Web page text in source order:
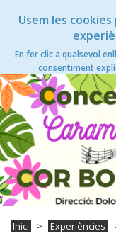
Usem les
En fer clic a qualsevol
consentiment
Toggle
Toggle
navigation
Concert de
Inici Experiències